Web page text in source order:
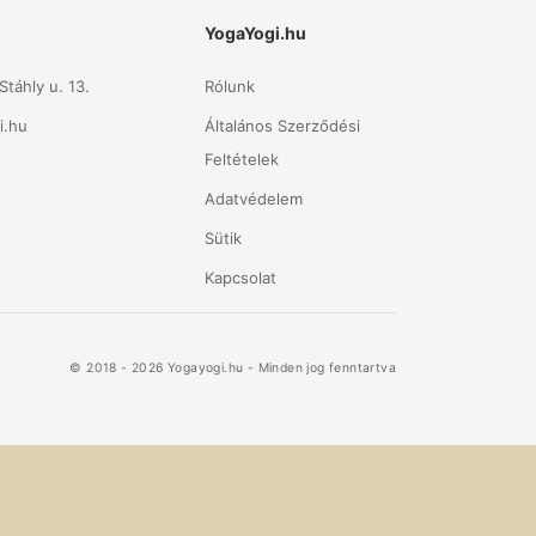
u. 13.
YogaYogi.hu
Rólunk
Általános Szerződési
Feltételek
Adatvédelem
Sütik
Kapcsolat
© 2018 - 2026 Yogayogi.hu - Minden jog fenntartva